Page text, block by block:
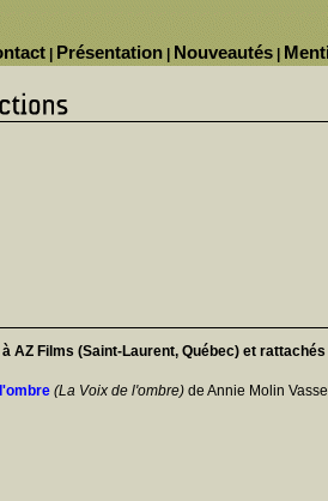
Nouveautés
Présentation
AZ Films (Saint-Laurent, Québec) et
(La Voix de l'ombre) de Annie Molin